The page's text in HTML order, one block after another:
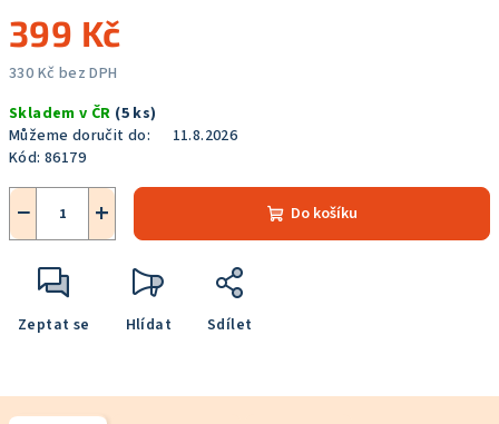
399 Kč
330 Kč bez DPH
cena:
Skladem v ČR (5 ks)
Můžeme doručit do:
11.8.2026
Kód: 86179
+
− Do košíku
Zeptat se Hlídat Sdílet